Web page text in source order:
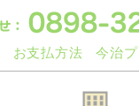
お支払方法 今治